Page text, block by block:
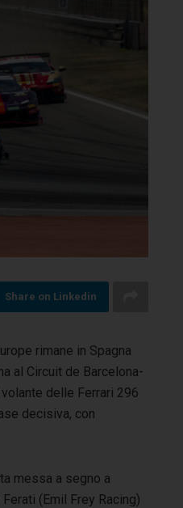
Share on Linkedin
rimane in Spagna
al Circuit de Barcelona-
delle Ferrari 296
decisiva, con
messa a segno a
(Emil Frey Racing)